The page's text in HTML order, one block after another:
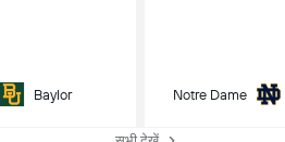
Baylor Notre Dame